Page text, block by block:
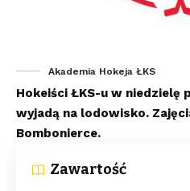
Akademia Hokeja ŁKS
Hokeiści ŁKS-u w niedzielę
wyjadą na lodowisko.
Bombonierce.
Zawartość